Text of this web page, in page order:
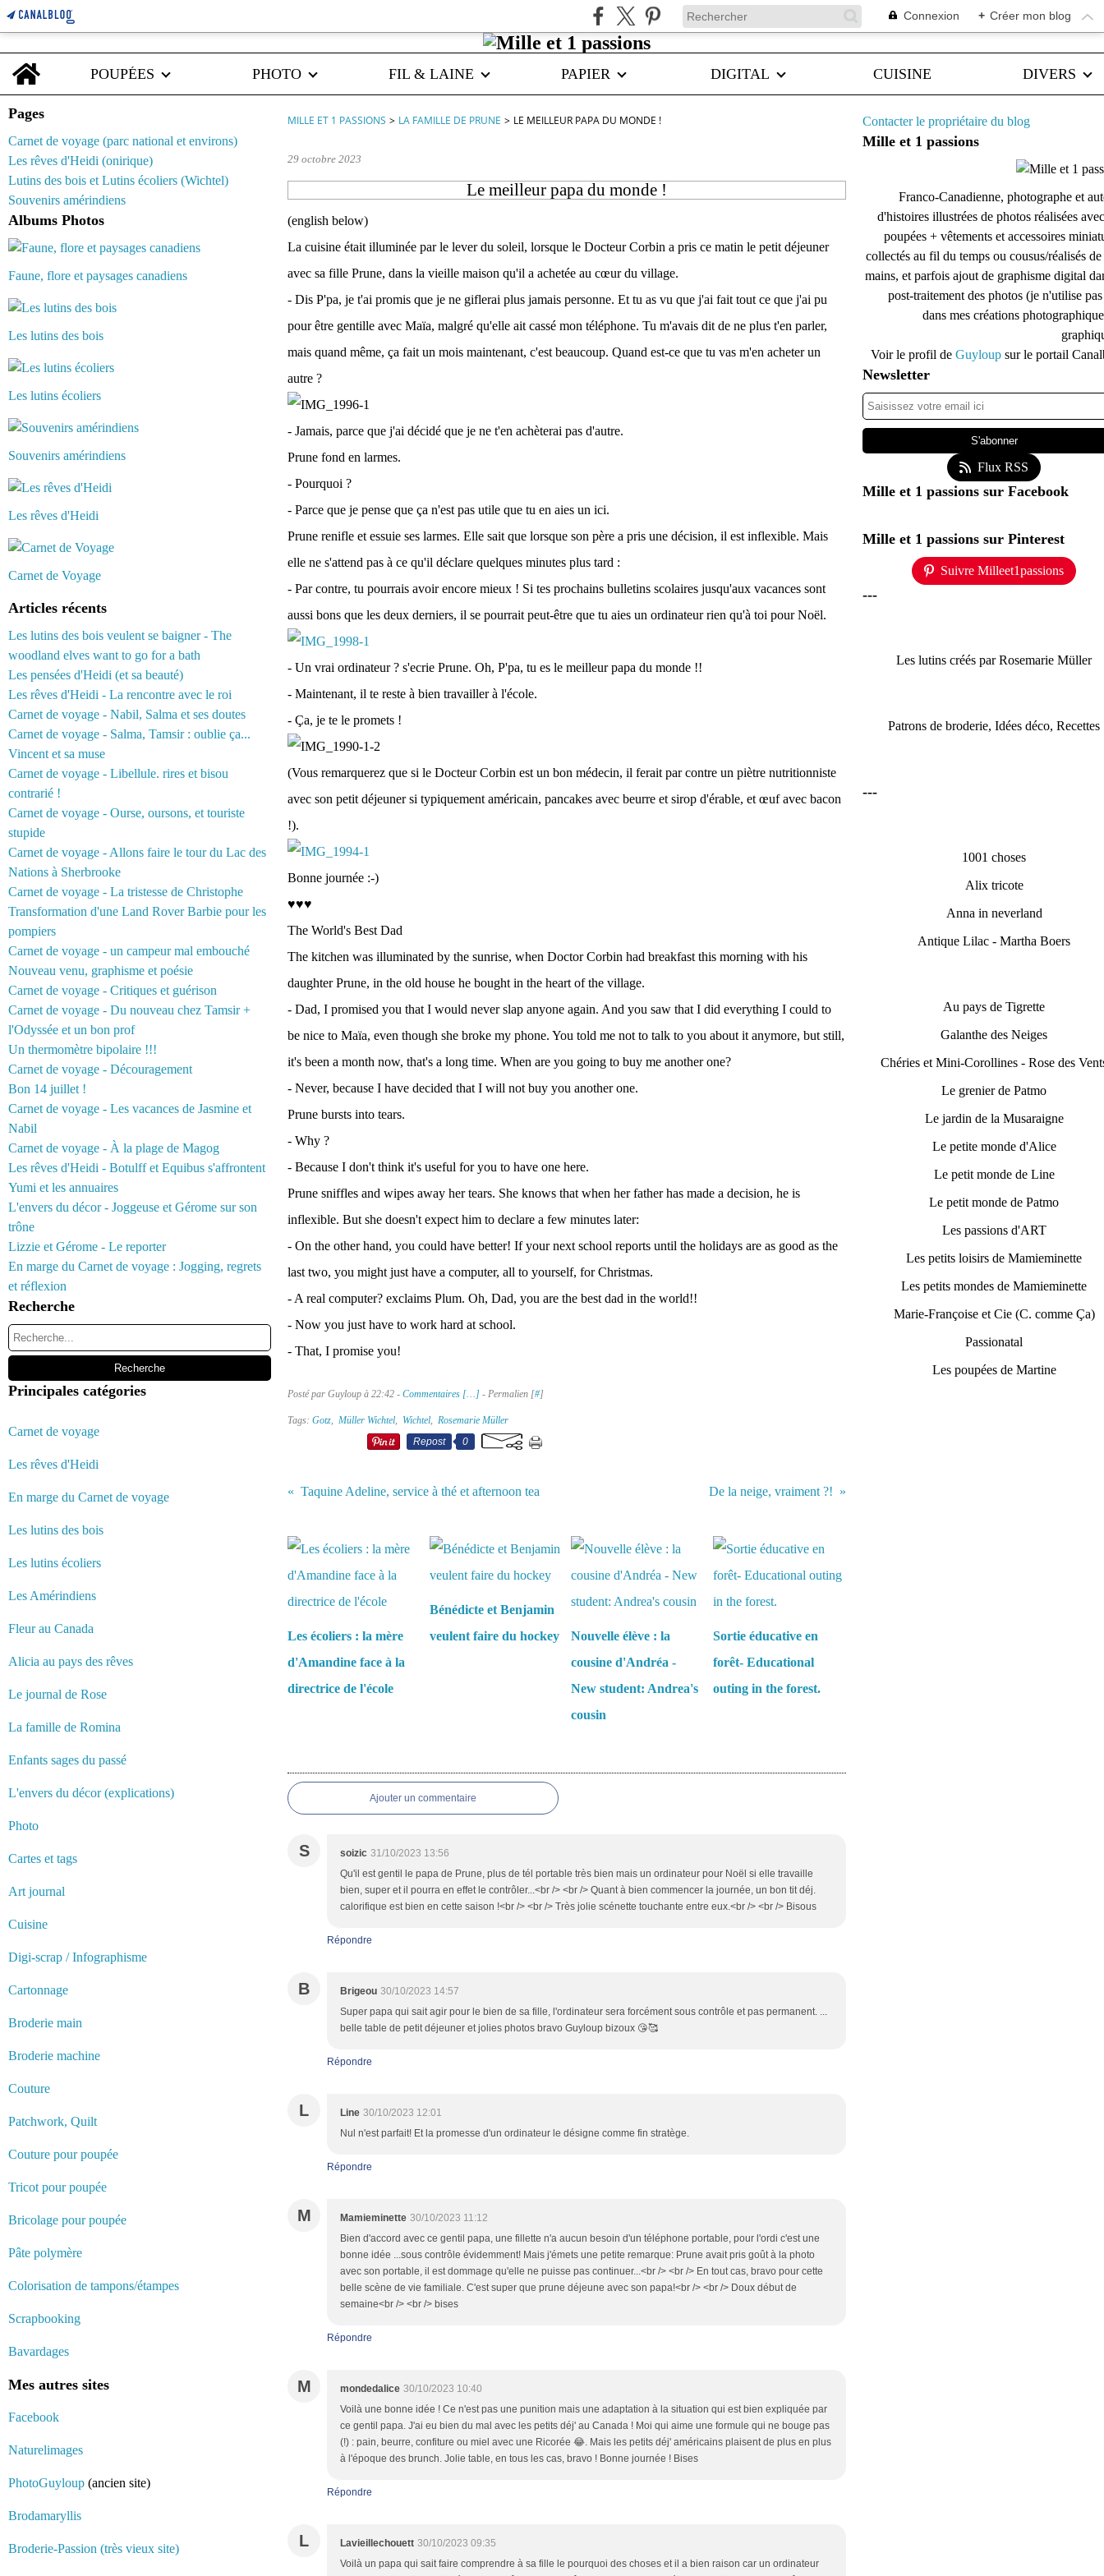
Connexion + Créer mon blog
Home
POUPÉES
PHOTO FIL & LAINE PAPIER DIGITAL CUISINE DIVERS
Pages
Carnet de voyage (parc national et environs)
Les rêves d'Heidi (onirique)
Lutins des bois et Lutins écoliers (Wichtel)
Souvenirs amérindiens
Albums Photos
Faune, flore et paysages canadiens
Les lutins des bois
Les lutins écoliers
Souvenirs amérindiens
Les rêves d'Heidi
Carnet de Voyage
Articles récents
Les lutins des bois veulent se baigner - The
woodland elves want to go for a bath
Les pensées d'Heidi (et sa beauté)
Les rêves d'Heidi - La rencontre avec le roi
Carnet de voyage - Nabil, Salma et ses doutes
Carnet de voyage - Salma, Tamsir : oublie ça...
Vincent et sa muse
Carnet de voyage - Libellule. rires et bisou
contrarié !
Carnet de voyage - Ourse, oursons, et touriste
stupide
Carnet de voyage - Allons faire le tour du Lac des
Nations à Sherbrooke
Carnet de voyage - La tristesse de Christophe
Transformation d'une Land Rover Barbie pour les
pompiers
Carnet de voyage - un campeur mal embouché
Nouveau venu, graphisme et poésie
Carnet de voyage - Critiques et guérison
Carnet de voyage - Du nouveau chez Tamsir +
l'Odyssée et un bon prof
Un thermomètre bipolaire !!!
Carnet de voyage - Découragement
Bon 14 juillet !
Carnet de voyage - Les vacances de Jasmine et
Nabil
Carnet de voyage - À la plage de Magog
Les rêves d'Heidi - Botulff et Equibus s'affrontent
Yumi et les annuaires
L'envers du décor - Joggeuse et Gérome sur son
trône
Lizzie et Gérome - Le reporter
En marge du Carnet de voyage : Jogging, regrets
et réflexion
Recherche
Principales catégories
Carnet de voyage
Les rêves d'Heidi
En marge du Carnet de voyage
Les lutins des bois
Les lutins écoliers
Les Amérindiens
Fleur au Canada
Alicia au pays des rêves
Le journal de Rose
La famille de Romina
Enfants sages du passé
L'envers du décor (explications)
Photo
Cartes et tags
Art journal
Cuisine
Digi-scrap / Infographisme
Cartonnage
Broderie main
Broderie machine
Couture
Patchwork, Quilt
Couture pour poupée
Tricot pour poupée
Bricolage pour poupée
Pâte polymère
Colorisation de tampons/étampes
Scrapbooking
Bavardages
Mes autres sites
Facebook
Naturelimages
PhotoGuyloup (ancien site)
Brodamaryllis
Broderie-Passion (très vieux site)
MILLE ET 1 PASSIONS > LA FAMILLE DE PRUNE > LE MEILLEUR PAPA DU MONDE !
29 octobre 2023
Le meilleur papa du monde !
(english below)
La cuisine était illuminée par le lever du soleil, lorsque le Docteur Corbin a pris ce matin le petit déjeuner
avec sa fille Prune, dans la vieille maison qu'il a achetée au cœurdu village.
- Dis P'pa, je t'ai promis que je ne giflerai plus jamais personne. Et tu as vu que j'ai fait tout ce que j'ai pu
pour être gentille avec Maïa, malgré qu'elle ait cassé mon téléphone. Tu m'avais dit de ne plus t'en parler,
mais quand même, ça fait un mois maintenant, c'est beaucoup. Quand est-ce que tu vas m'en acheter un
autre ?
- Jamais, parce que j'ai décidé que je ne t'en achèterai pas d'autre.
Prune fond en larmes.
- Pourquoi ?
- Parce que je pense que ça n'est pas utile que tu en aies un ici.
Prune renifle et essuie ses larmes. Elle sait que lorsque son père a pris une décision, il est inflexible. Mais
elle ne s'attend pas à ce qu'il déclare quelques minutes plus tard :
- Par contre, tu pourrais avoir encore mieux ! Si tes prochains bulletins scolaires jusqu'aux vacances sont
aussi bons que les deux derniers, il se pourrait peut-être que tu aies un ordinateur rien qu'à toi pour Noël.
- Un vrai ordinateur ? s'ecrie Prune. Oh, P'pa, tu es le meilleur papa du monde !!
- Maintenant, il te reste à bien travailler à l'école.
- Ça, je te le promets !
(Vous remarquerez que si le Docteur Corbin est un bon médecin, il ferait par contre un piètre nutritionniste
avec son petit déjeuner si typiquement américain, pancakes avec beurre et sirop d'érable, et œufavec bacon
!).
Bonne journée :-)
♥♥♥
The World's Best Dad
The kitchen was illuminated by the sunrise, when Doctor Corbin had breakfast this morning with his
daughter Prune, in the old house he bought in the heart of the village.
- Dad, I promised you that I would never slap anyone again. And you saw that I did everything I could to
be nice to Maïa, even though she broke my phone. You told me not to talk to you about it anymore, but still,
it's been a month now, that's a long time. When are you going to buy me another one?
- Never, because I have decided that I will not buy you another one.
Prune bursts into tears.
- Why ?
- Because I don't think it's useful for you to have one here.
Prune sniffles and wipes away her tears. She knows that when her father has made a decision, he is
inflexible. But she doesn't expect him to declare a few minutes later:
- On the other hand, you could have better! If your next school reports until the holidays are as good as the
last two, you might just have a computer, all to yourself, for Christmas.
- A real computer? exclaims Plum. Oh, Dad, you are the best dad in the world!!
- Now you just have to work hard at school.
- That, I promise you!
Posté par Guyloup à 22:42 - Commentaires […] - Permalien [#]
Tags: Gotz, Müller Wichtel, Wichtel, Rosemarie Müller
Repost
0
Taquine Adeline, service à thé et afternoon tea De la neige, vraiment ?!
Les écoliers : la mère
d'Amandine face à la
directrice de l'école
Bénédicte et Benjamin
veulent faire du hockey
Nouvelle élève : la
cousine d'Andréa -
New student: Andrea's
cousin
Sortie éducative en
forêt- Educational
outing in the forest.
Ajouter un commentaire
S soizic 31/10/2023 13:56
Qu'il est gentil le papa de Prune, plus de tél portable très bien mais un ordinateur pour Noël si elle travaille
bien, super et il pourra en effet le contrôler...<br /> <br /> Quant à bien commencer la journée, un bon tit déj.
calorifique est bien en cette saison !<br /> <br /> Très jolie scénette touchante entre eux.<br /> <br /> Bisous
Répondre
B Brigeou 30/10/2023 14:57
Super papa qui sait agir pour le bien de sa fille, l'ordinateur sera forcément sous contrôle et pas permanent. ...
belle table de petit déjeuner et jolies photos bravo Guyloup bizoux 😘🥰
Répondre
L Line 30/10/2023 12:01
Nul n'est parfait! Et la promesse d'un ordinateur le désigne comme fin stratège.
Répondre
M Mamieminette 30/10/2023 11:12
Bien d'accord avec ce gentil papa, une fillette n'a aucun besoin d'un téléphone portable, pour l'ordi c'est une
bonne idée ...sous contrôle évidemment! Mais j'émets une petite remarque: Prune avait pris goût à la photo
avec son portable, il est dommage qu'elle ne puisse pas continuer...<br /> <br /> En tout cas, bravo pour cette
belle scène de vie familiale. C'est super que prune déjeune avec son papa!<br /> <br /> Doux début de
semaine<br /> <br /> bises
Répondre
M mondedalice 30/10/2023 10:40
Voilà une bonne idée ! Ce n'est pas une punition mais une adaptation à la situation qui est bien expliquée par
ce gentil papa. J'ai eu bien du mal avec les petits déj' au Canada ! Moi qui aime une formule qui ne bouge pas
(!) : pain, beurre, confiture ou miel avec une Ricorée 😂. Mais les petits déj' américains plaisent de plus en plus
à l'époque des brunch. Jolie table, en tous les cas, bravo ! Bonne journée ! Bises
Répondre
L Lavieillechouett 30/10/2023 09:35
Voilà un papa qui sait faire comprendre à sa fille le pourquoi des choses et il a bien raison car un ordinateur
Contacter le propriétaire du blog
Mille et 1 passions
Franco-Canadienne, photographe et
d'histoires illustrées de photos réalisées
poupées + vêtements et accessoires
collectés au fil du temps ou cousus/réalisés de
mains, et parfois ajout de graphisme digital
post-traitement des photos (je n'utilise
dans mes créations
Voir le profil de Guyloup sur le portail
Newsletter
Flux RSS
Mille et 1 passions sur Facebook
Mille et 1 passions sur Pinterest
Suivre Milleet1passions
---
Les lutins créés par Rosemarie Müller
Patrons de broderie, Idées déco, Recettes
---
1001 choses
Alix tricote
Anna in neverland
Antique Lilac - Martha Boers
Au pays de Tigrette
Galanthe des Neiges
Chéries et Mini-Corollines - Rose des
Le grenier de Patmo
Le jardin de la Musaraigne
Le petite monde d'Alice
Le petit monde de Line
Le petit monde de Patmo
Les passions d'ART
Les petits loisirs de Mamieminette
Les petits mondes de Mamieminette
Marie-Françoise et Cie (C. comme Ça)
Passionatal
Les poupées de Martine